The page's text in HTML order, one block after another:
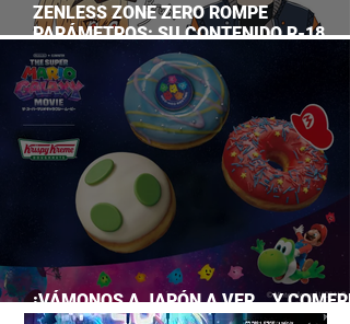
ZENLESS ZONE ZERO ROMPE
PARÁMETROS: SU CONTENIDO R-18
SUPERA A CASI TODO EL GACHA
¡VÁMONOS A JAPÓN A VER… Y